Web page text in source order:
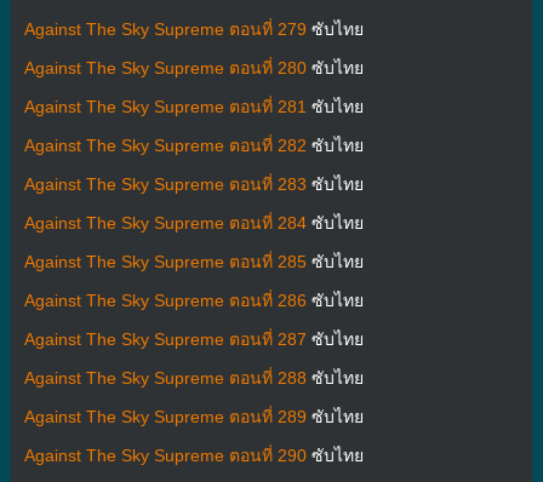
Against The Sky Supreme ตอนที่ 279 ซับไทย
Against The Sky Supreme ตอนที่ 280ซับไทย
Against The Sky Supreme ตอนที่ 281 ซับไทย
Against The Sky Supreme ตอนที่ 282 ซับไทย
Against The Sky Supreme ตอนที่ 283 ซับไทย
Against The Sky Supreme ตอนที่ 284ซับไทย
Against The Sky Supreme ตอนที่ 285ซับไทย
Against The Sky Supreme ตอนที่ 286 ซับไทย
Against The Sky Supreme ตอนที่ 287 ซับไทย
Against The Sky Supreme ตอนที่ 288 ซับไทย
Against The Sky Supreme ตอนที่ 289 ซับไทย
Against The Sky Supreme ตอนที่ 290ซับไทย